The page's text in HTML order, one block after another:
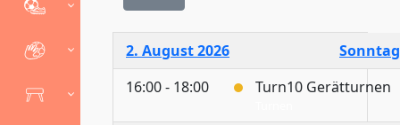
2. August 2026
Sonntag
16:00 - 18:00
Turn10 Gerätturnen